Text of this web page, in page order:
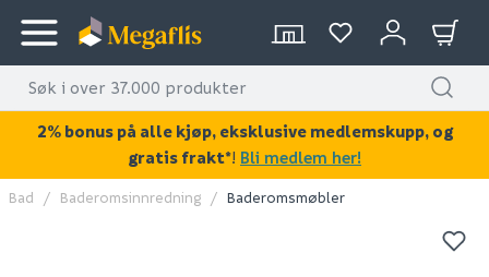
KAN DISSE VÆRE AV INTERESSE?
Bad Baderomsinnredning Baderomsmøbler
2% bonus på alle kjøp, eksklusive medlemskupp, og
gratis frakt*! Bli medlem her!